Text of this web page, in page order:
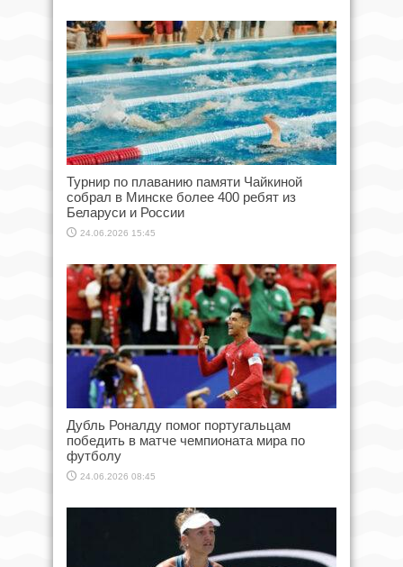
Турнир по плаванию памяти Чайкиной
собрал в Минске более 400 ребят из
Беларуси и России
24.06.2026 15:45
Дубль Роналду помог португальцам
победить в матче чемпионата мира по
футболу
24.06.2026 08:45